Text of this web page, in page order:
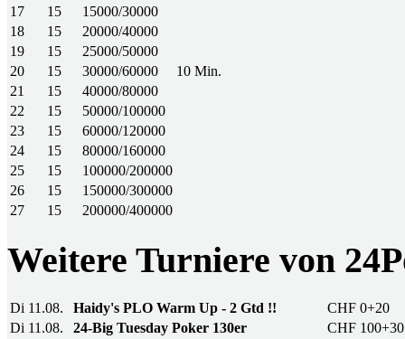
17
15
15000/30000
18
15
20000/40000
19
15
25000/50000
20
15 30000/60000
10 Min.
21
15
40000/80000
22
15
50000/100000
23
15
60000/120000
24
15
80000/160000
25
15
100000/200000
26
15
150000/300000
27
15 200000/400000
Weitere Turniere von
Di 11.08. Haidy's PLO Warm Up - 2 Gtd !!
CHF 0+20
Di 11.08.
24-Big Tuesday Poker 130er
CHF 100+30